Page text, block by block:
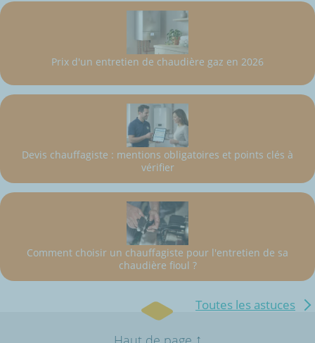
Prix d'un entretien de chaudière gaz en 2026
Devis chauffagiste : mentions obligatoires et points clés à
vérifier
Comment choisir un chauffagiste pour l'entretien de sa
chaudière fioul ?
Toutes les astuces
↑